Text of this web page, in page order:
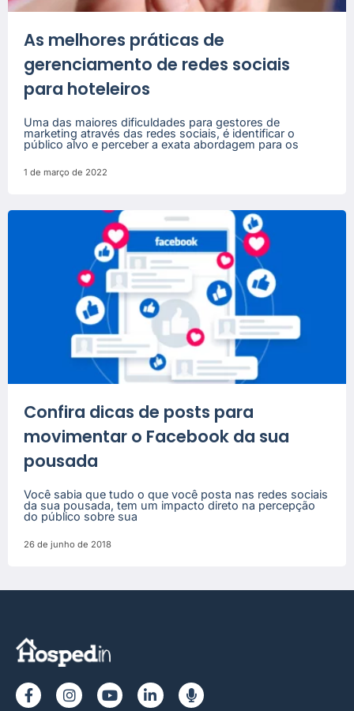
As melhores práticas de
gerenciamento de redes sociais
para hoteleiros
Uma das maiores dificuldades para gestores de
marketing através das redes sociais, é identificar o
público alvo e perceber a exata abordagem para os
1 de março de 2022
Confira dicas de posts para
movimentar o Facebook da sua
pousada
Você sabia que tudo o que você posta nas redes sociais
da sua pousada, tem um impacto direto na percepção
do público sobre sua
26 de junho de 2018